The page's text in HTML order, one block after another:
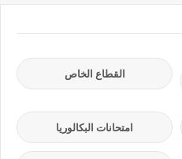
القطاع الخاص
امتحانات البكالوريا